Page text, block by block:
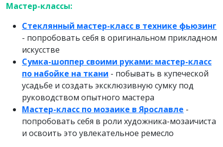
Мастер-классы:
Стеклянный мастер-класс в технике фьюзинг
- попробовать себя в оригинальном прикладном
искусстве
Сумка-шоппер своими руками: мастер-класс
по набойке на ткани - побывать в купеческой
усадьбе и создать эксклюзивную сумку под
руководством опытного мастера
Мастер-класс по мозаике в Ярославле -
попробовать себя в роли художника-мозаичиста
и освоить это увлекательное ремесло